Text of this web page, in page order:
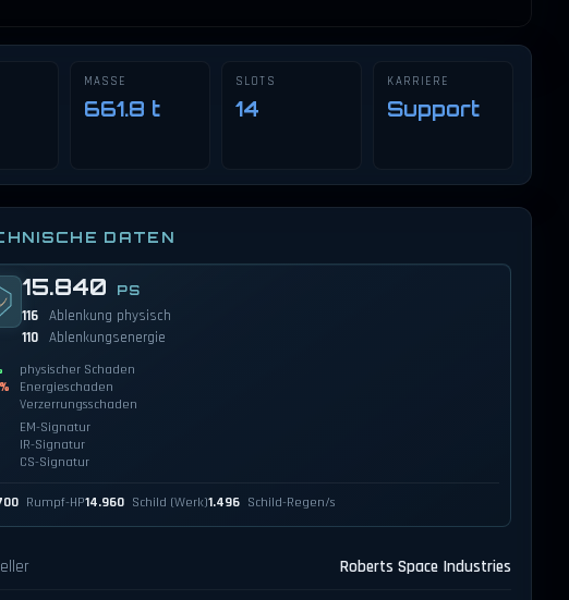
MASSE
661.8 t
SLOTS
14
KARRIERE
Support
DATEN
15.840 PS
116 Ablenkung physisch
110 Ablenkungsenergie
physischer Schaden
Energieschaden
Verzerrungsschaden
EM-Signatur
IR-Signatur
CS-Signatur
Rumpf-HP14.960 Schild (Werk)1.496 Schild-Regen/s
Roberts Space Industries